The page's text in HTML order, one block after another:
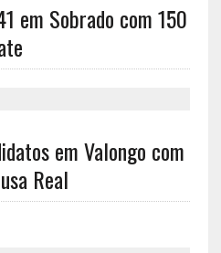
em Sobrado com 150
em Valongo com
Real